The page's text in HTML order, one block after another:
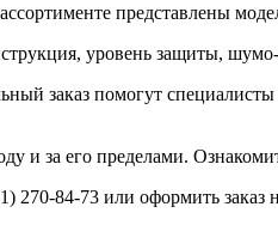
представлены
уровень защиты,
заказ помогут
и за его пределами.
270-84-73 или оформить